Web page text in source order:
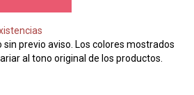
sin previo aviso. Los colores mostrados
al tono original de los productos.